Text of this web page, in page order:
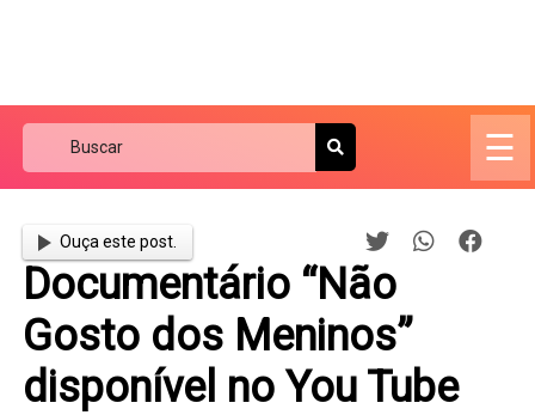
☰
Ouça este post.
Documentário “Não
Gosto dos Meninos”
disponível no You Tube